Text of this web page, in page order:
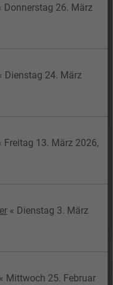
Donnerstag 26. März
Dienstag 24. März
Freitag 13. März 2026,
« Dienstag 3. März
« Mittwoch 25. Februar